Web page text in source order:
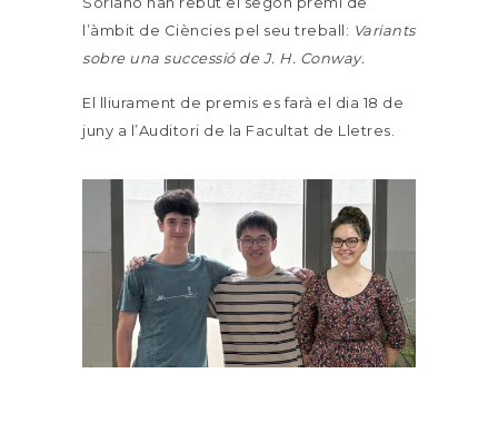
l’àmbit de Ciències pel seu treball: Variants
sobre una successió de J. H. Conway.
El lliurament de premis es farà el dia 18 de
juny a l’Auditori de la Facultat de Lletres.